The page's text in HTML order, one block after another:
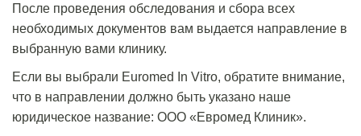
После проведения обследования и сбора всех
необходимых документов вам выдается направление в
выбранную вами клинику.
Если вы выбрали Euromed In Vitro, обратите внимание,
что в направлении должно быть указано наше
юридическое название: ООО «Евромед Клиник».